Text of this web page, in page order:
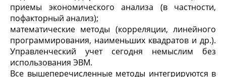
приемы экономического анализа (в частности,
пофакторный анализ);
математические методы (корреляции, линейного
программирования, наименьших квадратов и др.).
Управленческий учет сегодня немыслим без
использования ЭВМ.
Все вышеперечисленные методы интегрируются в